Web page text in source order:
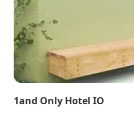
1and Only Hotel IO